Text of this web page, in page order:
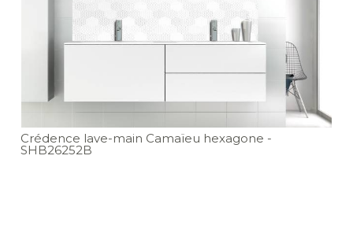
Crédence lave-main Camaïeu hexagone -
SHB26252B